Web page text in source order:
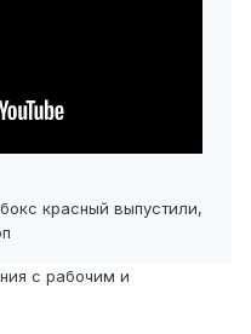
красный выпустили,
с рабочим и